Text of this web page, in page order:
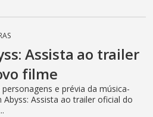
Assista ao trailer
filme
e prévia da música-
Assista ao trailer oficial do